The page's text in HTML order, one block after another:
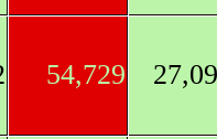
54,729